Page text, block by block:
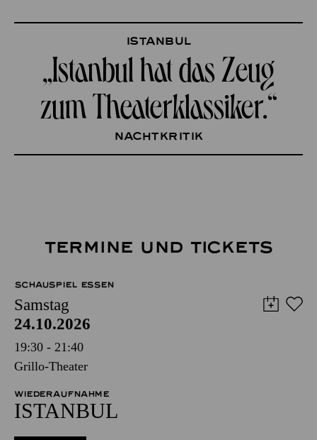
Istanbul
„Istanbul hat das Zeug­
zum Theaterklassiker.“
nachtkritik
TERMINE UND TICKETS
SCHAUSPIEL ESSEN
Samstag
24.10.2026
19:30 - 21:40
Grillo-Theater
WIEDERAUFNAHME
ISTANBUL